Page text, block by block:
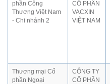
phần Công
Thương Việt Nam
- Chi nhánh 2
CỔ PHẦN
VACXIN
VIỆT NAM
Thương mại Cổ
phần Ngoại
CÔNG TY
CỔ PHẦN